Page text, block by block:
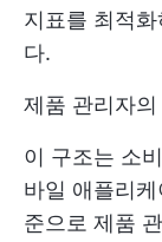
지표를 최적
다.
제품 관리자
이 구조는 소
바일 애플리
준으로 제품